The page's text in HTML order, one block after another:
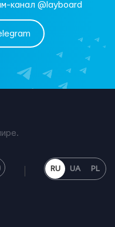
канал @layboard
RU UA PL